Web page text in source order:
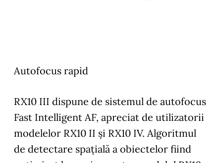
Autofocus rapid
RX10 III dispune de sistemul de autofocus
Fast Intelligent AF, apreciat de utilizatorii
modelelor RX10 II şi RX10 IV. Algoritmul
de detectare spaţială a obiectelor fiind